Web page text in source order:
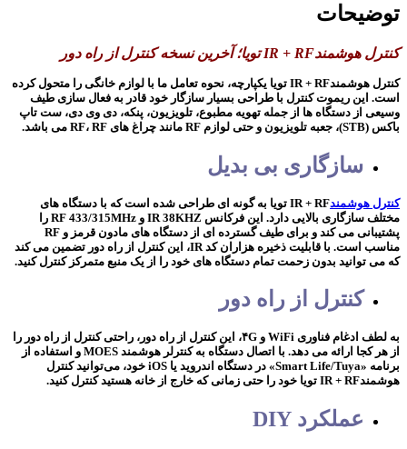
توضیحات
کنترل هوشمندIR + RF تویا؛ آخرین نسخه کنترل از راه دور
کنترل هوشمندIR + RF تویا یکپارچه، نحوه تعامل ما با لوازم خانگی را متحول کرده
است. این ریموت کنترل با طراحی بسیار سازگار خود قادر به فعال سازی طیف
وسیعی از دستگاه ها از جمله تهویه مطبوع، تلویزیون، پنکه، دی وی دی، ست تاپ
باکس (STB)، جعبه تلویزیون و حتی لوازم RF مانند چراغ های RF، RF می باشد.
سازگاری بی بدیل
کنترل هوشمند
IR + RF تویا به گونه ای طراحی شده است که با دستگاه های
مختلف سازگاری بالایی دارد. این فرکانس IR 38KHZ و RF 433/315MHz را
پشتیبانی می کند و برای طیف گسترده ای از دستگاه های مادون قرمز و RF
مناسب است. با قابلیت ذخیره هزاران کد IR، این کنترل از راه دور تضمین می کند
که می توانید بدون زحمت تمام دستگاه های خود را از یک منبع متمرکز کنترل کنید.
کنترل از راه دور
به لطف ادغام فناوری WiFi و ۴G، این کنترل از راه دور، راحتی کنترل از راه دور را
از هر کجا ارائه می دهد. با اتصال دستگاه به کنترلر هوشمند MOES و استفاده از
برنامه «Smart Life/Tuya» در دستگاه اندروید یا iOS خود، می‌توانید کنترل
هوشمندIR + RF تویا خود را حتی زمانی که خارج از خانه هستید کنترل کنید.
عملکرد DIY